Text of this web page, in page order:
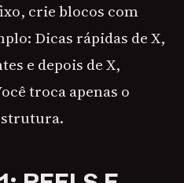
crie blocos com
Dicas rápidas de X,
e depois de X,
troca apenas o